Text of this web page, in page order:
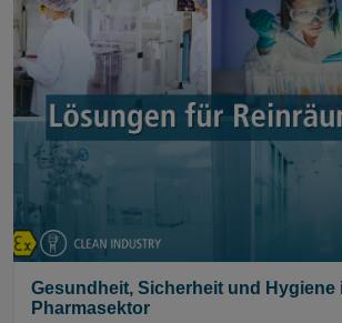
Gesundheit, Sicherheit und Hygiene
Pharmasektor